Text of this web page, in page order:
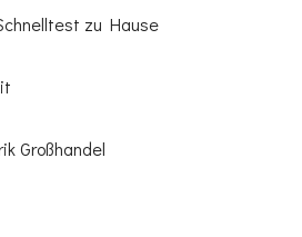
zu Hause
Großhandel